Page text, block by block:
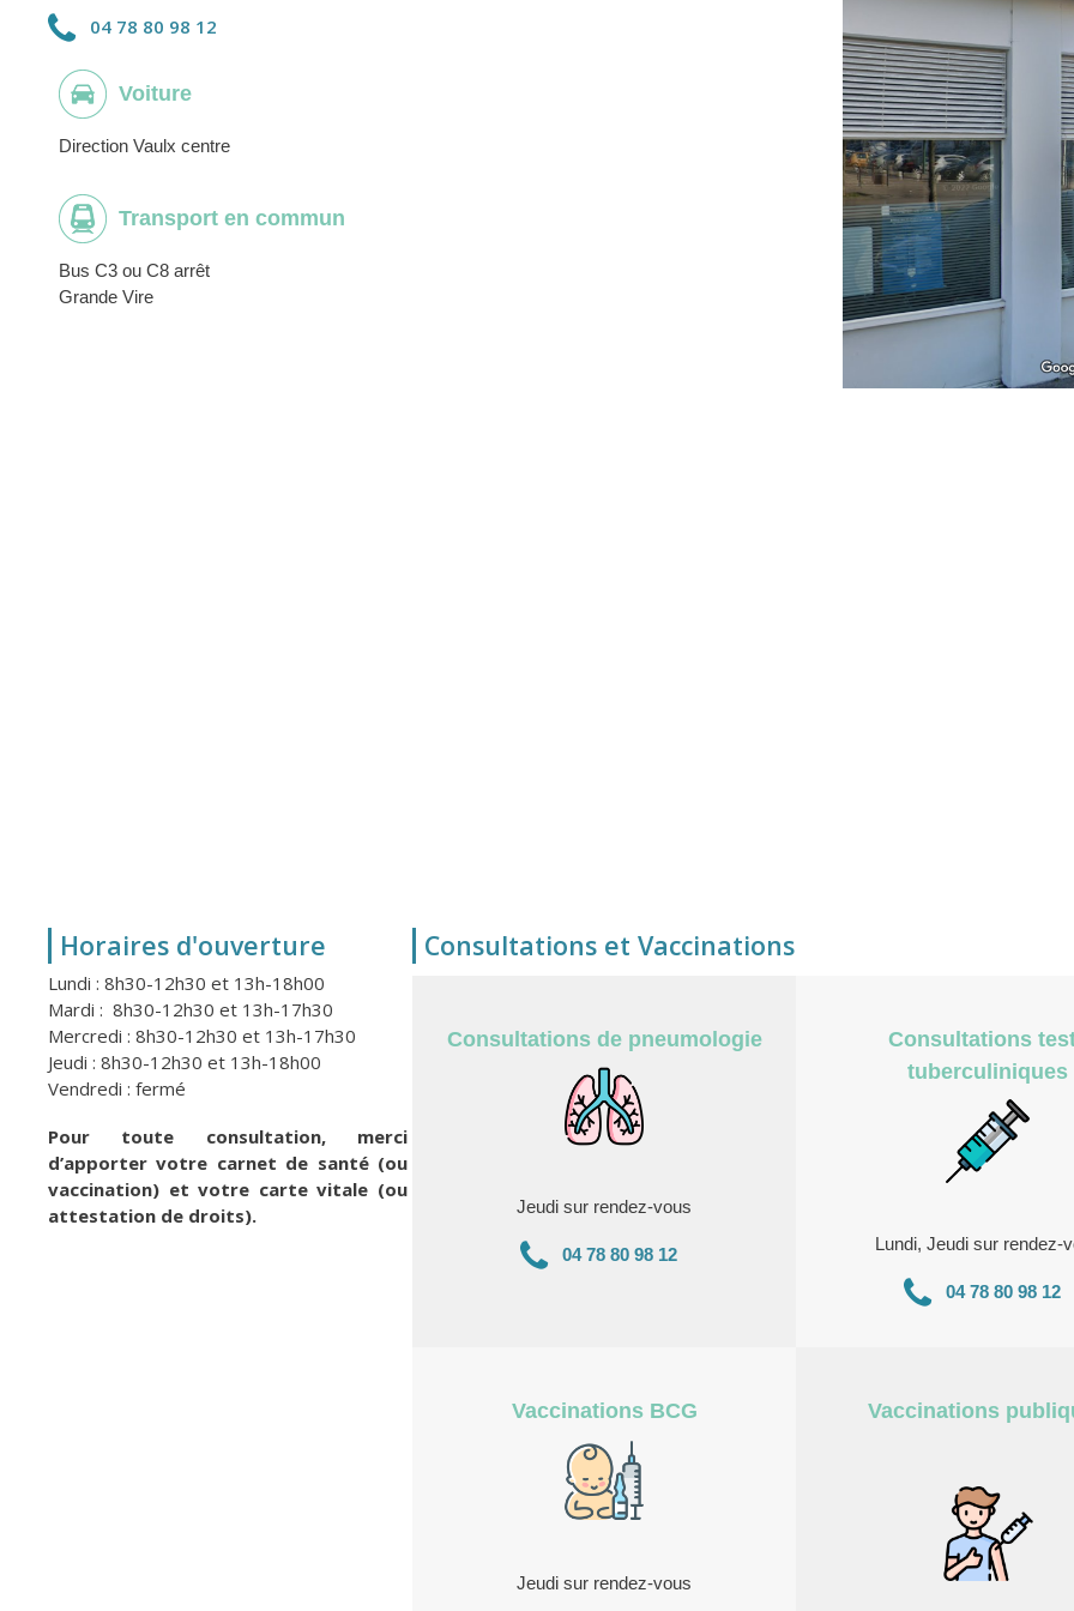
04 78 80 98 12
Voiture
Direction Vaulx centre
Transport en commun
Bus C3 ou C8 arrêt
Grande Vire
Horaires d'ouverture
Lundi : 8h30-12h30 et 13h-18h00
Mardi : 8h30-12h30 et 13h-17h30
Mercredi : 8h30-12h30 et 13h-17h30
Jeudi : 8h30-12h30 et 13h-18h00
Vendredi : fermé
Pour toute consultation, merci
d’apporter votre carnet de santé (ou
vaccination) et votre carte vitale (ou
attestation de droits).
Consultations et Vaccinations
Consultations de pneumologie
Jeudi sur rendez-vous
04 78 80 98 12
Consultations
tuberculiniques
Lundi, Jeudi sur rendez-
04 78 80 98 12
Vaccinations BCG
Jeudi sur rendez-vous
Vaccinations